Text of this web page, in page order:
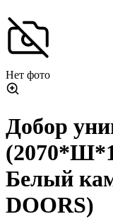
Нет фото
Добор
Белый
DOORS)